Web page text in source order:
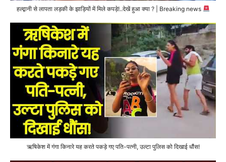
हल्द्वानी से लापता लड़की के झाड़ियों में मिले कपड़े!..देखें हुआ क्या ? | Breaking news
ऋषिकेश में गंगा किनारे यह करते पकड़े गए पति-पत्नी, उल्टा पुलिस को दिखाई धौंस!